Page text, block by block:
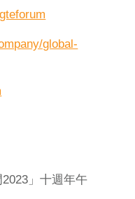
global-
」十週年午